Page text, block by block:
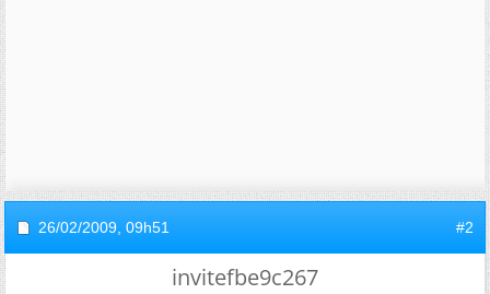
26/02/2009, 09h51 #2
invitefbe9c267